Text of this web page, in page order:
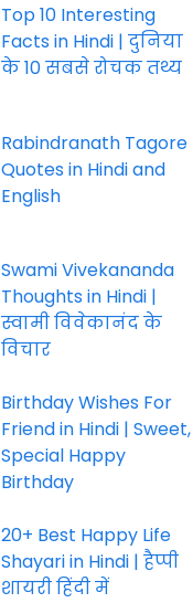
Top 10 Interesting
Facts in Hindi | दुनिया
के 10 सबसे रोचक तथ्य
Rabindranath Tagore
Quotes in Hindi and
English
Swami Vivekananda
Thoughts in Hindi |
स्वामी विवेकानंद के
विचार
Birthday Wishes For
Friend in Hindi | Sweet,
Special Happy
Birthday
20+ Best Happy Life
Shayari in Hindi | हैप्पी
शायरी हिंदी में